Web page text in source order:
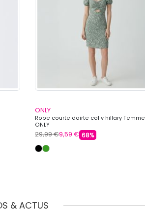
ONLY
Robe courte doirte col v hillary Femme
ONLY
29,99 €9,59 € 68%
& ACTUS